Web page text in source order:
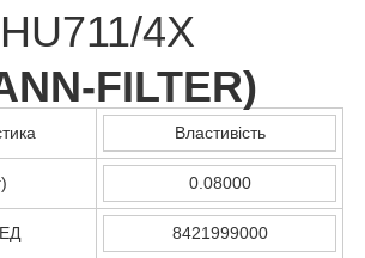
HU711/4X
FILTER)
Властивість
0.08000
8421999000